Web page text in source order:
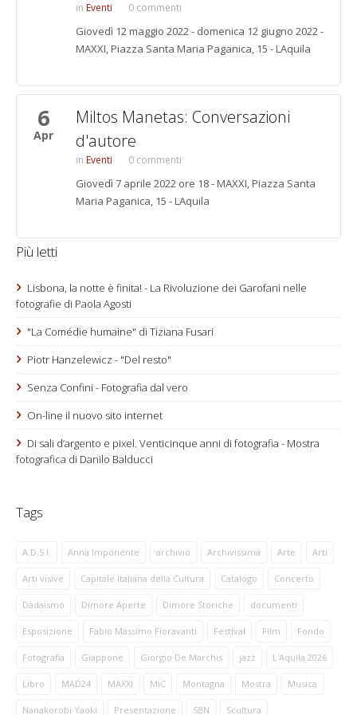
Eventi 0 commenti
Giovedì 12 maggio 2022 - domenica 12 giugno 2022 -
MAXXI, Piazza Santa Maria Paganica, 15 - LAquila
6
Apr
Miltos Manetas: Conversazioni
d'autore
Eventi 0 commenti
Giovedì 7 aprile 2022 ore 18 - MAXXI, Piazza Santa
Maria Paganica, 15 - LAquila
Più letti
Lisbona, la notte è finita! - La Rivoluzione dei Garofani nelle
fotografie di Paola Agosti
"La Comédie humaine" di Tiziana Fusari
Piotr Hanzelewicz - "Del resto"
Senza Confini - Fotografia dal vero
On-line il nuovo sito internet
Di sali d’argento e pixel. Venticinque anni di fotografia - Mostra
fotografica di Danilo Balducci
Tags
A.D.S.I. Anna Imponente archivio Archivissima Arte Arti
Arti visive Capitale Italiana della Cultura Catalogo Concerto
Dadaismo Dimore Aperte Dimore Storiche documenti
Esposizione Fabio Massimo Fioravanti Festival Film Fondo
Fotografia Giappone Giorgio De Marchis jazz L'Aquila 2026
Libro MAD24 MAXXI MiC Montagna Mostra Musica
Nanakorobi Yaoki Presentazione SBN Scultura